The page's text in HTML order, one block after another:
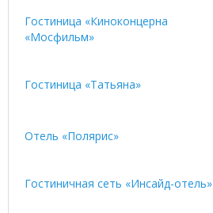
Гостиница «Киноконцерна
«Мосфильм»
Гостиница «Татьяна»
Отель «Полярис»
Гостиничная сеть «Инсайд-отель»